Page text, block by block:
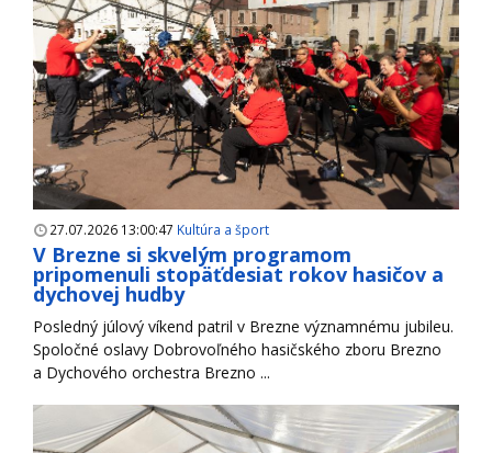
27.07.2026 13:00:47 Kultúra a šport
V Brezne si skvelým programom
pripomenuli stopäťdesiat rokov hasičov a
dychovej hudby
Posledný júlový víkend patril v Brezne významnému jubileu.
Spoločné oslavy Dobrovoľného hasičského zboru Brezno
a Dychového orchestra Brezno ...